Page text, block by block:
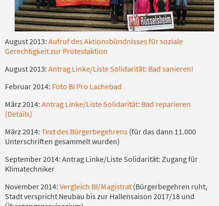
August 2013: Aufruf des Aktionsbündnisses für soziale
Gerechtigkeit zur Protestaktion
August 2013: Antrag Linke/Liste Solidarität: Bad sanieren!
Februar 2014: Foto BI Pro Lachebad
März 2014: Antrag Linke/Liste Solidarität: Bad reparieren
(Details)
März 2014: Text des Bürgerbegehrens (für das dann 11.000
Unterschriften gesammelt wurden)
September 2014: Antrag Linke/Liste Solidarität: Zugang für
Klimatechniker
November 2014: Vergleich BI/Magistrat (Bürgerbegehren ruht,
Stadt verspricht Neubau bis zur Hallensaison 2017/18 und